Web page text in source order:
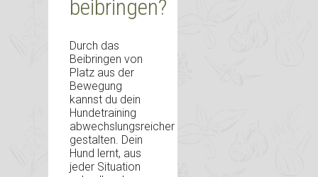
beibringen?
Durch das
Beibringen von
Platz aus der
Bewegung
kannst du dein
Hundetraining
abwechslungsreicher
gestalten. Dein
Hund lernt, aus
jeder Situation